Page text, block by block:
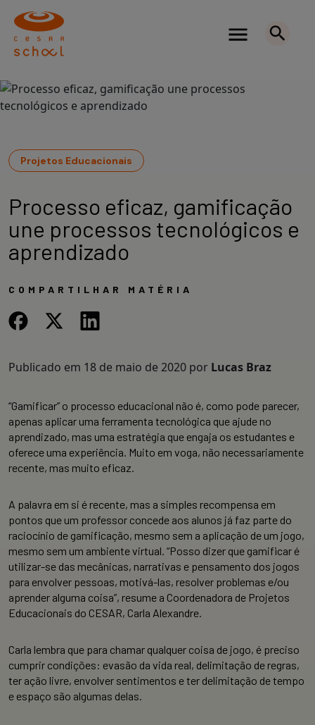
Projetos Educacionais
Processo eficaz, gamificação
une processos tecnológicos e
aprendizado
COMPARTILHAR MATÉRIA
Publicado em 18 de maio de 2020 por Lucas Braz
“Gamificar” o processo educacional não é, como pode parecer,
apenas aplicar uma ferramenta tecnológica que ajude no
aprendizado, mas uma estratégia que engaja os estudantes e
oferece uma experiência. Muito em voga, não necessariamente
recente, mas muito eficaz.
A palavra em si é recente, mas a simples recompensa em
pontos que um professor concede aos alunos já faz parte do
raciocínio de gamificação, mesmo sem a aplicação de um jogo,
mesmo sem um ambiente virtual. “Posso dizer que gamificar é
utilizar-se das mecânicas, narrativas e pensamento dos jogos
para envolver pessoas, motivá-las, resolver problemas e/ou
aprender alguma coisa”, resume a Coordenadora de Projetos
Educacionais do CESAR, Carla Alexandre.
Carla lembra que para chamar qualquer coisa de jogo, é preciso
cumprir condições: evasão da vida real, delimitação de regras,
ter ação livre, envolver sentimentos e ter delimitação de tempo
e espaço são algumas delas.